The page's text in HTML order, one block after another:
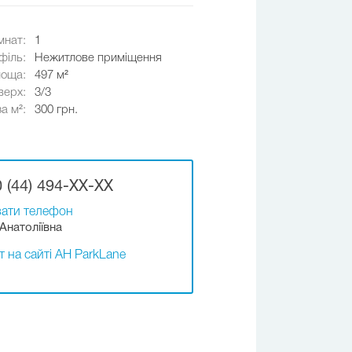
1
Нежитлове приміщення
497 м²
3/3
м²:
300 грн.
(44) 494-XX-XX
телефон
на сайті АН ParkLane